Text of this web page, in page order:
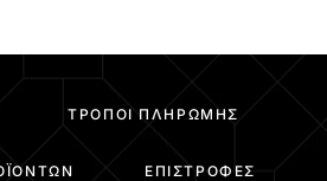
ΤΡΌΠΟΙ ΠΛΗΡΩΜΉΣ
ΕΠΙΣΤΡΟΦΈΣ